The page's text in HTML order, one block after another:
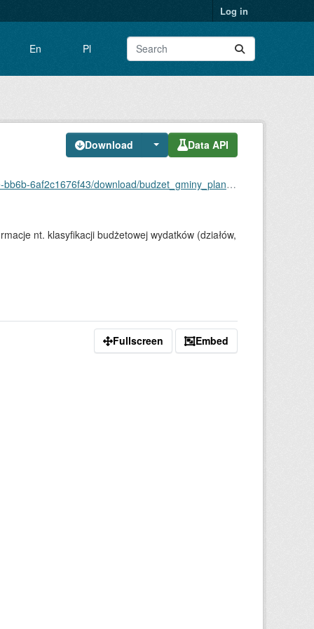
Log in
En Pl
Download Data API
budzet_gminy_plan_wydatkow_tarnowskie_gory.csv
nt. klasyfikacji budżetowej wydatków (działów,
Fullscreen Embed